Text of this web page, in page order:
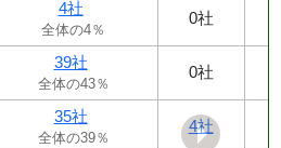
4社
全体の4％
0社
39社
全体の43％
0社
35社
全体の39％
4社